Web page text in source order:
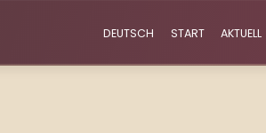
DEUTSCH START AKTUELL